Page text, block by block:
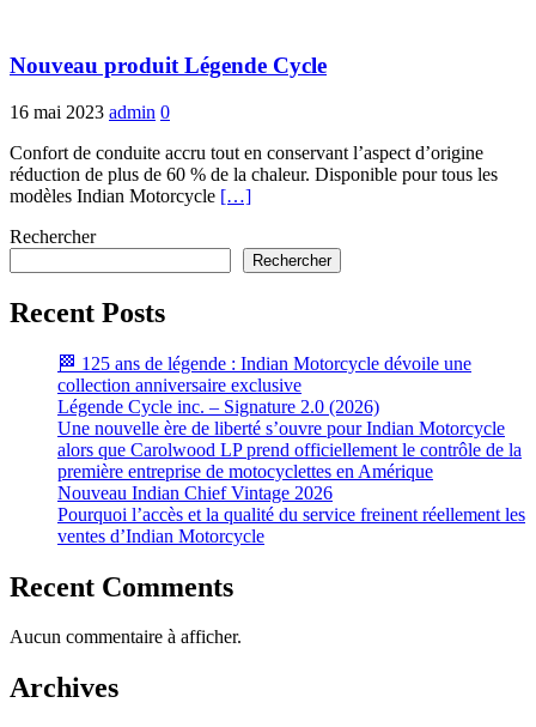
Nouveau produit Légende Cycle
16 mai 2023 admin 0
Confort de conduite accru tout en conservant l’aspect d’origine
réduction de plus de 60 % de la chaleur. Disponible pour tous les
modèles Indian Motorcycle […]
Rechercher
Rechercher
Recent Posts
🏁 125 ans de légende : Indian Motorcycle dévoile une
collection anniversaire exclusive
Légende Cycle inc. – Signature 2.0 (2026)
Une nouvelle ère de liberté s’ouvre pour Indian Motorcycle
alors que Carolwood LP prend officiellement le contrôle de la
première entreprise de motocyclettes en Amérique
Nouveau Indian Chief Vintage 2026
Pourquoi l’accès et la qualité du service freinent réellement les
ventes d’Indian Motorcycle
Recent Comments
Aucun commentaire à afficher.
Archives